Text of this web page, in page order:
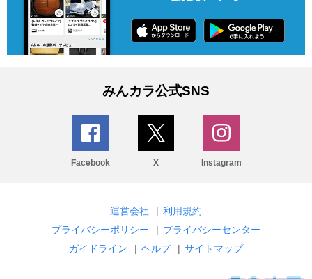
みんカラ公式SNS
Facebook X Instagram
運営会社 | 利用規約
プライバシーポリシー
| プライバシーセンター
ガイドライン
| ヘルプ | サイトマップ